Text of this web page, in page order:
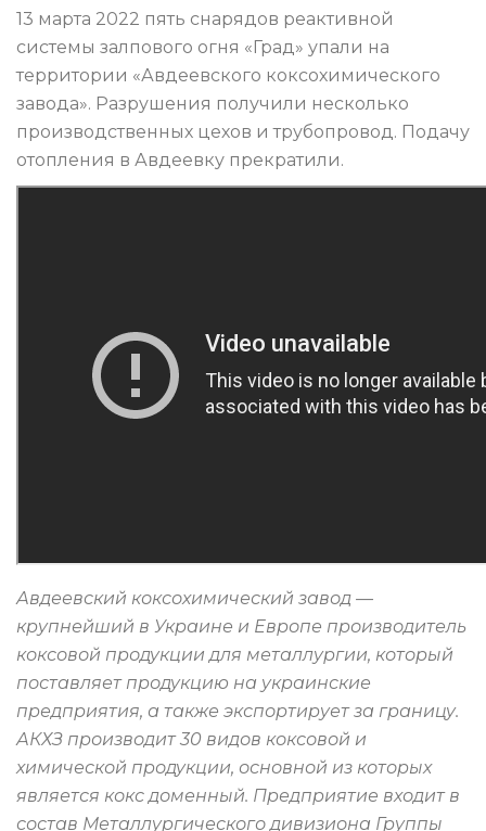
13 марта 2022 пять снарядов реактивной
системы залпового огня «Град» упали на
территории «Авдеевского коксохимического
завода». Разрушения получили несколько
производственных цехов и трубопровод. Подачу
отопления в Авдеевку прекратили.
Авдеевский коксохимический завод —
крупнейший в Украине и Европе производитель
коксовой продукции для металлургии, который
поставляет продукцию на украинские
предприятия, а также экспортирует за границу.
АКХЗ производит 30 видов коксовой и
химической продукции, основной из которых
является кокс доменный. Предприятие входит в
состав Металлургического дивизиона Группы